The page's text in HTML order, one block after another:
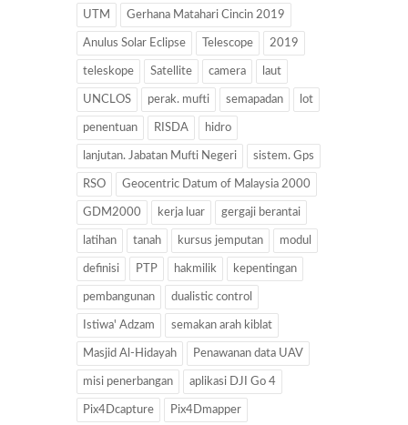
UTM Gerhana Matahari Cincin 2019
Anulus Solar Eclipse Telescope 2019
teleskope Satellite camera laut
UNCLOS perak. mufti semapadan lot
penentuan RISDA hidro
lanjutan. Jabatan Mufti Negeri sistem. Gps
RSO Geocentric Datum of Malaysia 2000
GDM2000 kerja luar gergaji berantai
latihan tanah kursus jemputan modul
definisi PTP hakmilik kepentingan
pembangunan dualistic control
Istiwa' Adzam semakan arah kiblat
Masjid Al-Hidayah Penawanan data UAV
misi penerbangan aplikasi DJI Go 4
Pix4Dcapture Pix4Dmapper